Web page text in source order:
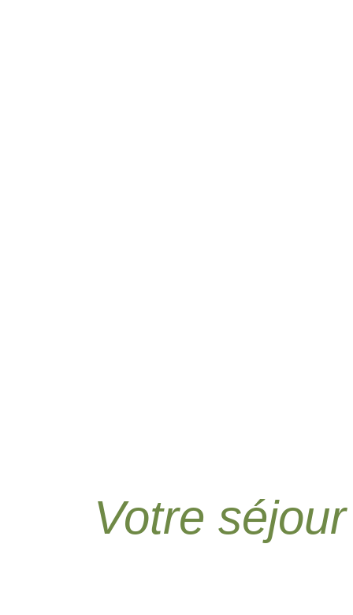
Votre